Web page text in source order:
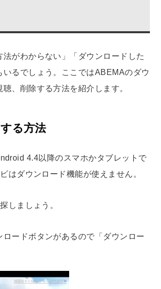
がわからない」「ダウンロードした
るでしょう。ここではABEMAのダウ
、削除する方法を紹介します。
る方法
4.4以降のスマホかタブレットで
はダウンロード機能が使えません。
しましょう。
ードボタンがあるので「ダウンロー